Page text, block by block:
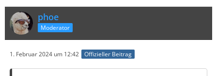
phoe
Moderator
1. Februar 2024 um 12:42 Offizieller Beitrag